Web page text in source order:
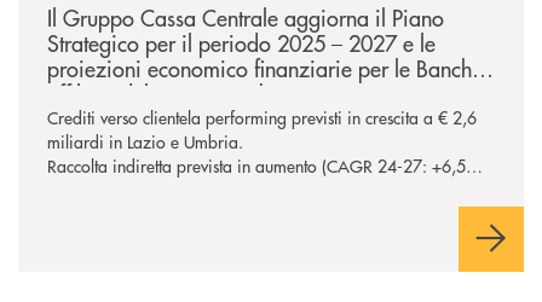
Il Gruppo Cassa Centrale aggiorna il Piano
Strategico per il periodo 2025 – 2027 e le
proiezioni economico finanziarie per le Banche
affiliate del Lazio e Umbria
Crediti verso clientela performing previsti in crescita a € 2,6
miliardi in Lazio e Umbria.
Raccolta indiretta prevista in aumento (CAGR 24-27: +6,5%
nel processo di diversificazione dei ricavi Potenziati a oltre €